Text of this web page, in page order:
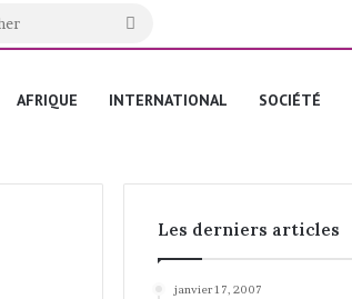
AFRIQUE INTERNATIONAL SOCIÉTÉ
Les derniers articles
janvier 17, 2007